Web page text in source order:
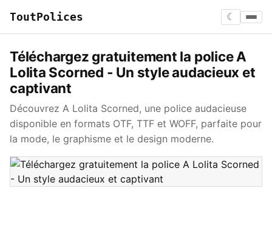
ToutPolices ☾
Téléchargez gratuitement la police A
Lolita Scorned - Un style audacieux et
captivant
Découvrez A Lolita Scorned, une police audacieuse
disponible en formats OTF, TTF et WOFF, parfaite pour
la mode, le graphisme et le design moderne.